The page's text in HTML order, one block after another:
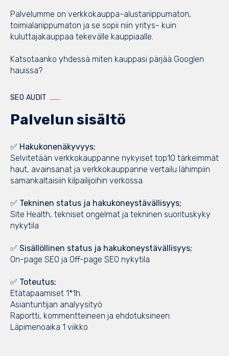
Palvelumme on verkkokauppa-alustariippumaton,
toimialariippumaton ja se sopii niin yritys- kuin
kuluttajakauppaa tekevälle kauppiaalle.
Katsotaanko yhdessä miten kauppasi pärjää Googlen
hauissa?
SEO AUDIT
Palvelun sisältö
✅ Hakukonenäkyvyys;
Selvitetään verkkokauppanne nykyiset top10 tärkeimmät
haut, avainsanat ja verkkokauppanne vertailu lähimpiin
samankaltaisiin kilpailijoihin verkossa
✅ Tekninen status ja hakukoneystävällisyys;
Site Health, tekniset ongelmat ja tekninen suorituskyky
nykytila
✅ Sisällöllinen status ja hakukoneystävällisyys;
On-page SEO ja Off-page SEO nykytila
✅ Toteutus;
Etätapaamiset 1*1h.
Asiantuntijan analyysityö
Raportti, kommentteineen ja ehdotuksineen.
Läpimenoaika 1 viikko